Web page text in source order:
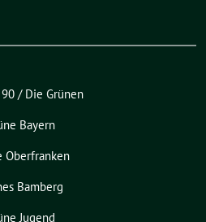
/ Die Grünen
Bayern
Oberfranken
Bamberg
Jugend